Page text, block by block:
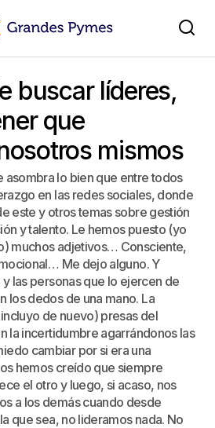
buscar líderes,
que
mismos
asombra lo bien que entre todos
en las redes sociales, donde
este y otros temas sobre gestión
y talento. Le hemos puesto (yo
muchos adjetivos… Consciente,
Me dejo alguno. Y
las personas que lo ejercen de
los dedos de una mano. La
de nuevo) presas del
la incertidumbre agarrándonos las
cambiar por si era una
hemos creído que siempre
el otro y luego, si acaso, nos
a los demás cuando desde
que sea, no lideramos nada. No